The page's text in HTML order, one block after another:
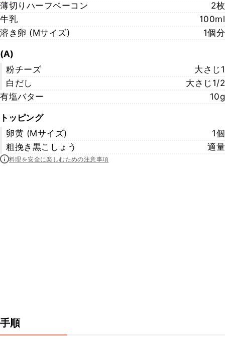
薄切りハーフベーコン
2枚
牛乳
100ml
溶き卵 (Mサイズ)
1個分
(A)
粉チーズ
大さじ1
白だし
大さじ1/2
有塩バター
10g
トッピング
卵黄 (Mサイズ)
1個
粗挽き黒こしょう
適量
料理を安全に楽しむための注意事項
手順